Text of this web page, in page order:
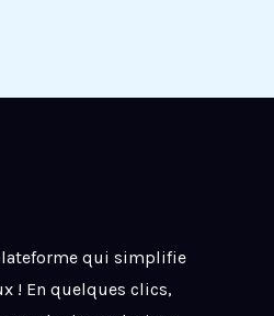
qui simplifie
! En quelques clics,